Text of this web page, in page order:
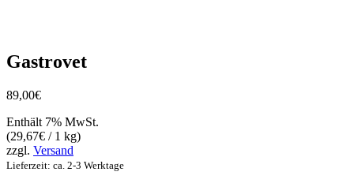
Gastrovet
89,00€
Enthält 7% MwSt.
(29,67€ / 1 kg)
zzgl. Versand
Lieferzeit: ca. 2-3 Werktage